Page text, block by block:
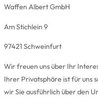
Waffen Albert GmbH
Am Stichlein 9
97421 Schweinfurt
Wir freuen uns über Ihr
Ihrer Privatsphäre ist für uns
wir Sie ausführlich über den